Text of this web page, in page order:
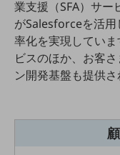
カテゴリーで探すTOP
ネットワーク・モバイル
クラウド・データセンター
電話・映像コミュニケー
業支援（SFA）サ
がSalesforceを活用
率化を実現してい
ビスのほか、お客
ン開発基盤も提供さ